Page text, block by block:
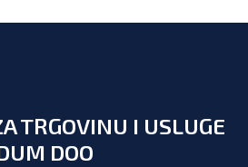
TRGOVINU I USLUGE
DOO